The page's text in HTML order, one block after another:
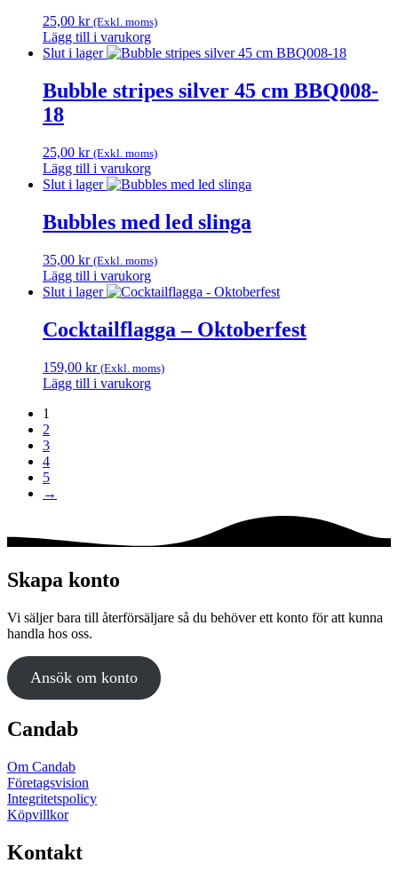
25,00 kr (Exkl. moms)
Lägg till i varukorg
Slut i lager
Bubble stripes silver 45 cm BBQ008-
18
25,00 kr (Exkl. moms)
Lägg till i varukorg
Slut i lager
Bubbles med led slinga
35,00 kr (Exkl. moms)
Lägg till i varukorg
Slut i lager
Cocktailflagga – Oktoberfest
159,00 kr (Exkl. moms)
Lägg till i varukorg
1
2
3
4
5
→
Skapa konto
Vi säljer bara till återförsäljare så du behöver ett konto för att kunna
handla hos oss.
Ansök om konto
Candab
Om Candab
Företagsvision
Integritetspolicy
Köpvillkor
Kontakt